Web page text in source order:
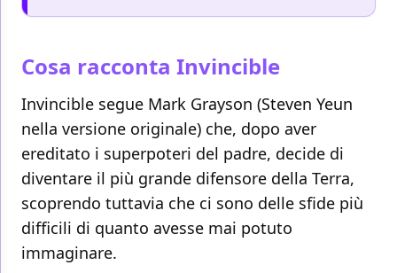
Cosa racconta Invincible
Invincible segue Mark Grayson (Steven Yeun
nella versione originale) che, dopo aver
ereditato i superpoteri del padre, decide di
diventare il più grande difensore della Terra,
scoprendo tuttavia che ci sono delle sfide più
difficili di quanto avesse mai potuto
immaginare.